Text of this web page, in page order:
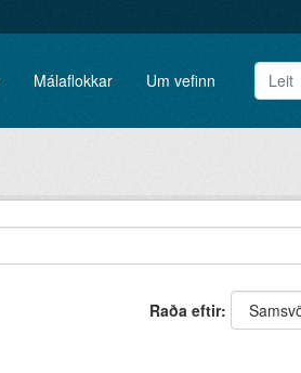
Málaflokkar Um vefinn
Raða eftir